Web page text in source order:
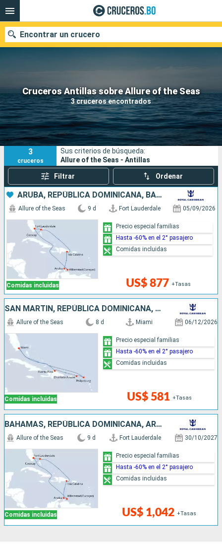
Cruceros Antillas sobre Allure of the Seas
3 cruceros encontrados
Encontrar un crucero
Nuestros destinos
Fecha de salida
Puertos Compañías
Buscar
3
cruceros
Sus criterios de búsqueda:
Allure of the Seas - Antillas
Filtrar Ordenar
ARUBA, REPÚBLICA DOMINICANA, BAHAMAS, ESTADOS UNIDOS
Comidas incluidas
Allure of the Seas 9 d Fort Lauderdale 05/09/2026
US$ 877 +Tasas
Precio especial familias
Hasta -60% en el 2° pasajero
Comidas incluidas
SAN MARTÍN, REPÚBLICA DOMINICANA, ESTADOS UNIDOS
Comidas incluidas
Allure of the Seas 8 d Miami 06/12/2026
US$ 581 +Tasas
Precio especial familias
Hasta -60% en el 2° pasajero
Comidas incluidas
BAHAMAS, REPÚBLICA DOMINICANA, ARUBA, ESTADOS UNIDOS
Comidas incluidas
Allure of the Seas 9 d Fort Lauderdale 30/10/2027
US$ 1,042 +Tasas
Precio especial familias
Hasta -60% en el 2° pasajero
Comidas incluidas